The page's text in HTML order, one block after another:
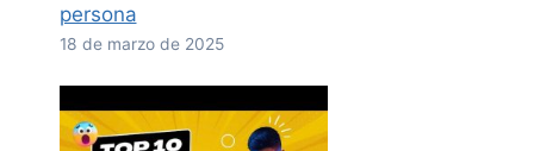
persona
18 de marzo de 2025